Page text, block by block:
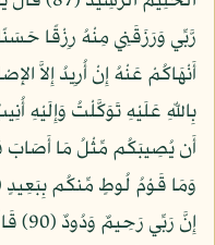
رَّبِّي وَرَزَقَنِي مِنْهُ رِزْقًا
أَنْهَاكُمْ عَنْهُ إِنْ أُرِيدُ إِلاَّ
أَن يُصِيبَكُم مِّثْلُ مَا أَصَابَ
إِنَّ